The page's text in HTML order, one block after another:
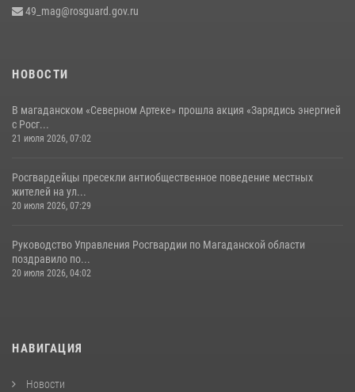
49_mag@rosguard.gov.ru
НОВОСТИ
В магаданском «Северном Артеке» прошла акция «Зарядись энергией
с Росг...
21 июля 2026, 07:02
Росгвардейцы пресекли антиобщественное поведение местных
жителей на ул...
20 июля 2026, 07:29
Руководство Управления Росгвардии по Магаданской области
поздравило по...
20 июля 2026, 04:02
НАВИГАЦИЯ
Новости